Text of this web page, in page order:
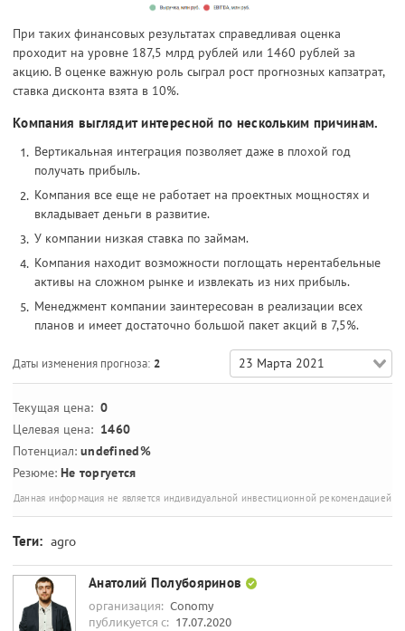
При таких финансовых результатах справедливая оценка
проходит на уровне 187,5 млрд рублей или 1460 рублей за
акцию. В оценке важную роль сыграл рост прогнозных капзатрат,
ставка дисконта взята в 10%.
Компания выглядит интересной по нескольким причинам.
Вертикальная интеграция позволяет даже в плохой год
получать прибыль.
Компания все еще не работает на проектных мощностях и
вкладывает деньги в развитие.
У компании низкая ставка по займам.
Компания находит возможности поглощать нерентабельные
активы на сложном рынке и извлекать из них прибыль.
Менеджмент компании заинтересован в реализации всех
планов и имеет достаточно большой пакет акций в 7,5%.
Даты изменения прогноза: 2 23 Марта 2021
Текущая цена: 0
Целевая цена: 1460
Потенциал: undefined%
Резюме: Не торгуется
Данная информация не является индивидуальной инвестиционной рекомендацией
Теги: agro
Анатолий Полубояринов
организация: Conomy
публикуется с: 17.07.2020